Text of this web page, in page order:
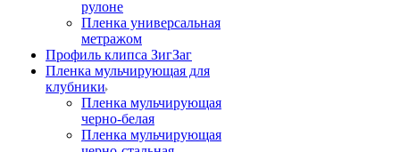
рулоне
Пленка универсальная
метражом
Профиль клипса ЗигЗаг
Пленка мульчирующая для
клубники
Пленка мульчирующая
черно-белая
Пленка мульчирующая